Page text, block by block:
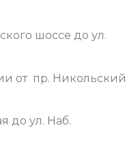
шоссе до ул.
от пр. Никольский
до ул. Наб.